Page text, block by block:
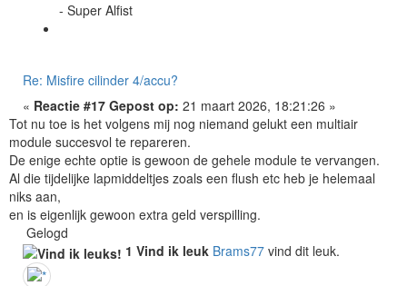
- Super Alfist
Re: Misfire cilinder 4/accu?
« Reactie #17 Gepost op: 21 maart 2026, 18:21:26 »
Tot nu toe is het volgens mij nog niemand gelukt een multiair
module succesvol te repareren.
De enige echte optie is gewoon de gehele module te vervangen.
Al die tijdelijke lapmiddeltjes zoals een flush etc heb je helemaal
niks aan,
en is eigenlijk gewoon extra geld verspilling.
Gelogd
1 Vind ik leuk Brams77 vind dit leuk.